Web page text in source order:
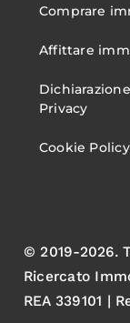
Comprare
Affittare
Privacy
Cookie Policy
© 2019-2026.
Ricercato
REA 339101 |